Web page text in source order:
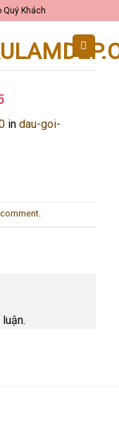
Quý Khách
in dau-goi-
.